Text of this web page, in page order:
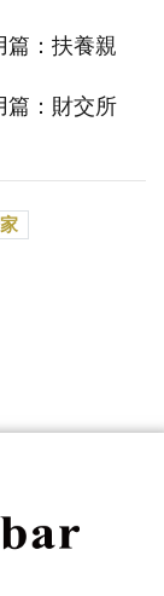
篇：扶養親
篇：財交所